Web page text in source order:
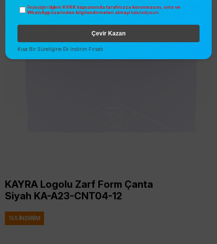
KAYRA Logolu Zarf Form Çanta
Siyah KA-A23-CNT04-12
%5 İNDIRIM
Paylaştığım bilgilerin KVKK kapsamında tarafınızca korunmasını, sms ve
WhatsApp üzerinden bilgilendirmeleri almayı kabul ediyorum.
Çevir Kazan
Kısa Bir Süreliğine Ek İndirim Fırsatı